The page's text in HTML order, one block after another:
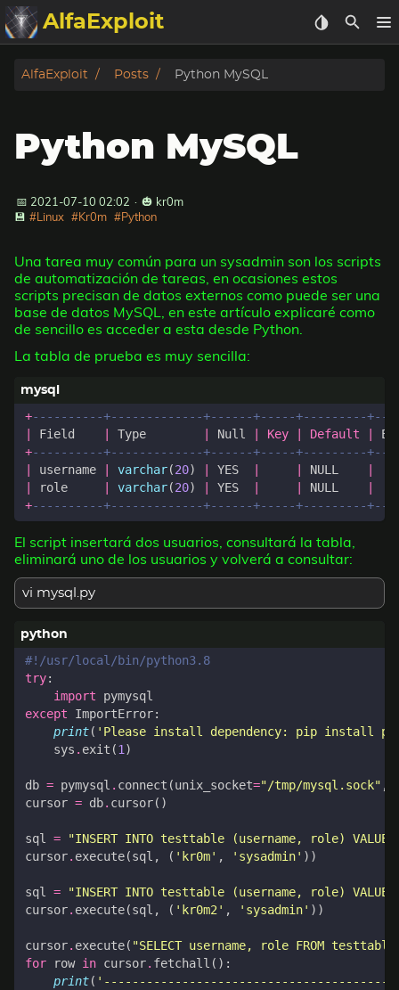
AlfaExploit
Categorias
Info
Bughunter
tinysa-tools
Donar
AlfaExploit Posts Python MySQL
Python MySQL
📅 2021-07-10 02:02 · 🎃 kr0m
💾 #Linux #Kr0m #Python
Una tarea muy común para un sysadmin son los scripts
de automatización de tareas, en ocasiones estos
scripts precisan de datos externos como puede ser una
base de datos MySQL, en este artículo explicaré como
de sencillo es acceder a esta desde Python.
La tabla de prueba es muy sencilla:
+
Field Type Null Key Default
+
username varchar(20) YES NULL
role varchar(20) YES NULL
+
El script insertará dos usuarios, consultará la tabla,
eliminará uno de los usuarios y volverá a consultar:
vi mysql.py
#!/usr/local/bin/python3.8
try:
import
pymysql
except
ImportError:
print( 'Please install dependency: pip install
sys . exit (1 )
db = pymysql . connect (unix_socket="/tmp/mysql.sock" ,
cursor = db. cursor()
sql =
"INSERT INTO testtable (username, role)
cursor. execute(sql , ( 'kr0m' , 'sysadmin' ))
sql =
"INSERT INTO testtable (username, role)
cursor. execute(sql , ( 'kr0m2' , 'sysadmin' ))
cursor. execute( "SELECT username, role FROM
for
row in cursor. fetchall ():
print(